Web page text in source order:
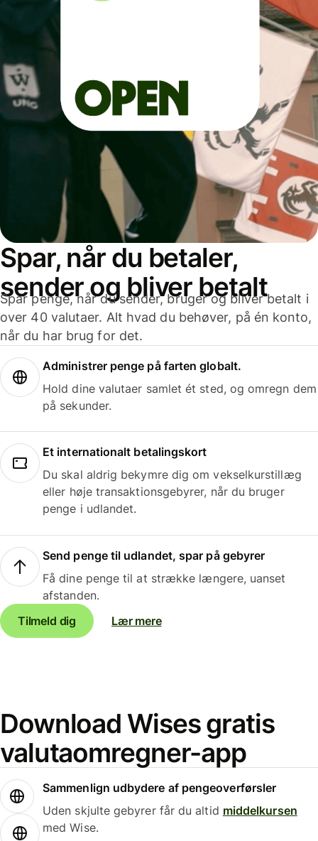
Spar, når du betaler,
sender og bliver betalt
Spar penge, når du sender, bruger og bliver betalt i
over 40 valutaer. Alt hvad du behøver, på én konto,
når du har brug for det.
Administrer penge på farten globalt.
Hold dine valutaer samlet ét sted, og omregn dem
på sekunder.
Et internationalt betalingskort
Du skal aldrig bekymre dig om vekselkurstillæg
eller høje transaktionsgebyrer, når du bruger
penge i udlandet.
Send penge til udlandet, spar på gebyrer
Få dine penge til at strække længere, uanset
afstanden.
Tilmeld dig
Lær mere
Download Wises gratis
valutaomregner-app
Sammenlign udbydere af pengeoverførsler
Uden skjulte gebyrer får du altid middelkursen
med Wise.